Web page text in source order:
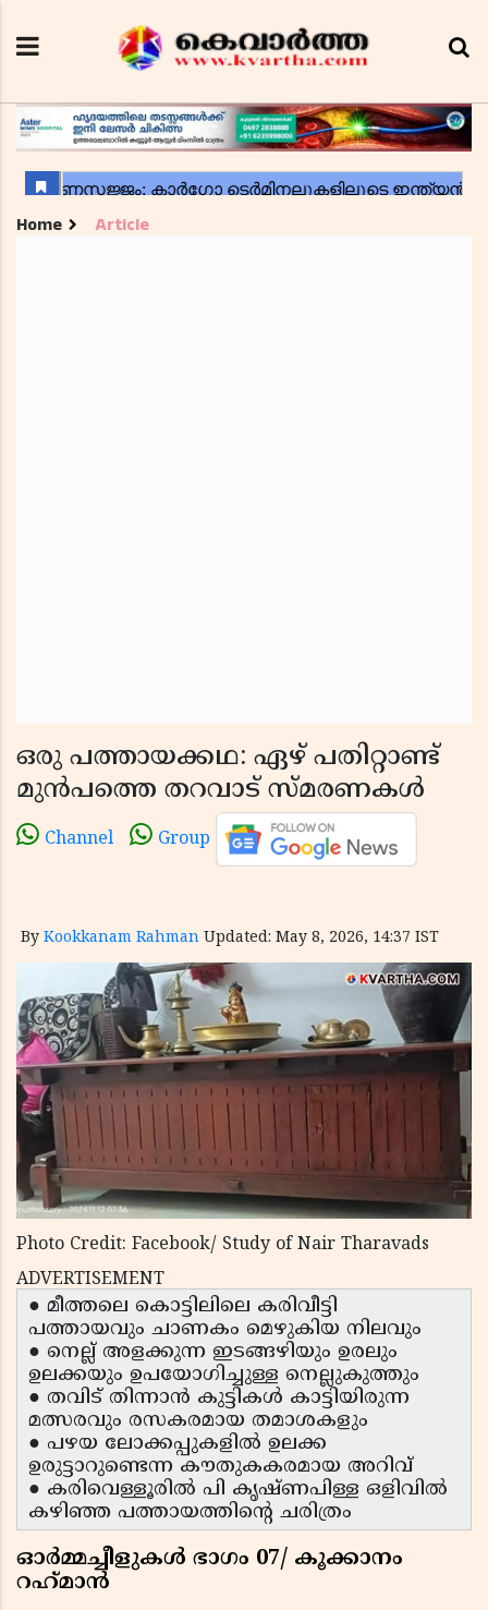
Home Article
ഒരു പത്തായക്കഥ: ഏഴ് പതിറ്റാണ്ട്
മുൻപത്തെ തറവാട് സ്മരണകൾ
Channel Group
By Kookkanam Rahman Updated: May 8, 2026, 14:37 IST
Photo Credit: Facebook/ Study of Nair Tharavads
ADVERTISEMENT
● മീത്തലെ കൊട്ടിലിലെ കരിവീട്ടി
പത്തായവും ചാണകം മെഴുകിയ നിലവും
● നെല്ല് അളക്കുന്ന ഇടങ്ങഴിയും ഉരലും
ഉലക്കയും ഉപയോഗിച്ചുള്ള നെല്ലുകുത്തും
● തവിട് തിന്നാൻ കുട്ടികൾ കാട്ടിയിരുന്ന
മത്സരവും രസകരമായ തമാശകളും
● പഴയ ലോക്കപ്പുകളിൽ ഉലക്ക
ഉരുട്ടാറുണ്ടെന്ന കൗതുകകരമായ അറിവ്
● കരിവെള്ളൂരിൽ പി കൃഷ്ണപിള്ള ഒളിവിൽ
കഴിഞ്ഞ പത്തായത്തിൻ്റെ ചരിത്രം
ഓർമ്മച്ചീളുകൾ ഭാഗം 07/ കൂക്കാനം
റഹ്‌മാൻ